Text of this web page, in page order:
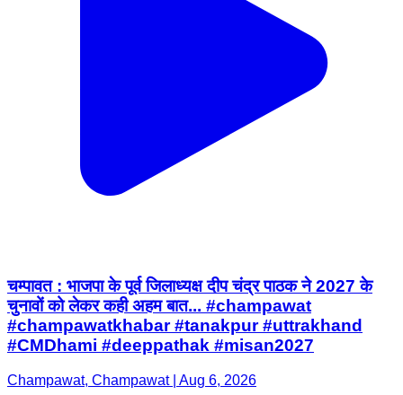
चम्पावत : भाजपा के पूर्व जिलाध्यक्ष दीप चंद्र पाठक ने 2027 के
चुनावों को लेकर कही अहम बात... #champawat
#champawatkhabar #tanakpur #uttrakhand
#CMDhami #deeppathak #misan2027
Champawat, Champawat | Aug 6, 2026